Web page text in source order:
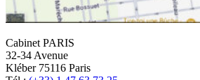
Cabinet PARIS
32-34 Avenue
Kléber 75116 Paris